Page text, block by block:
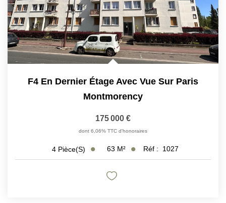
F4 En Dernier Étage Avec Vue Sur Paris
Montmorency
175 000 €
dont 6,06% TTC d'honoraires
4 Pièce(s) 63 M² Réf : 1027